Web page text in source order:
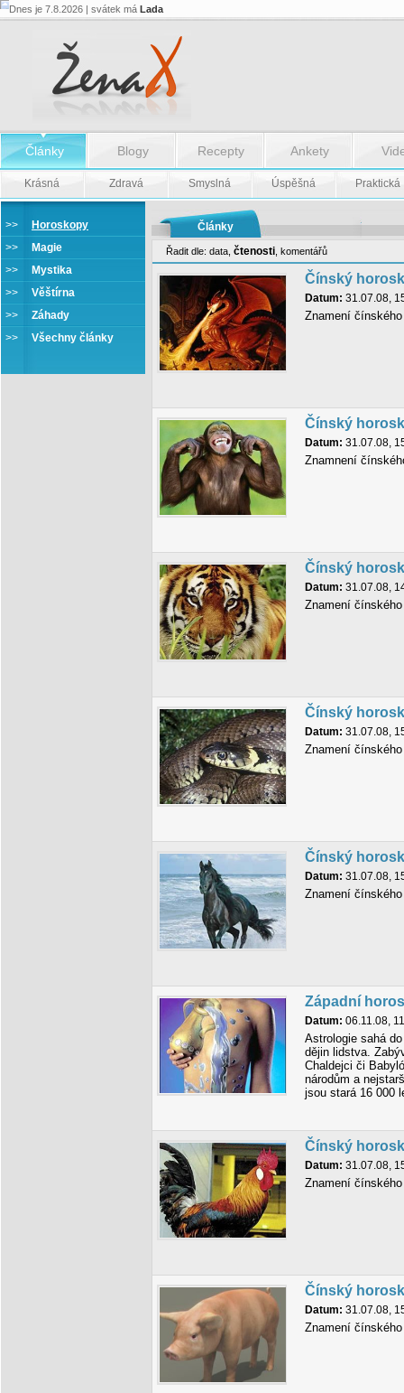
Dnes je 7.8.2026 | svátek má Lada
Články Blogy Recepty Ankety
Krásná Zdravá Smyslná Úspěšná Praktická
>>
Horoskopy
>>
Magie
>>
Mystika
>>
Věštírna
>>
Záhady
>> Všechny články
Články
Řadit dle: data čtenosti komentářů
Čínský
Datum: 31.07.08,
Znamení
Čínský
Datum: 31.07.08,
Znamnení
Čínský
Datum: 31.07.08,
Znamení
Čínský
Datum: 31.07.08,
Znamení
Čínský
Datum: 31.07.08,
Znamení
Západní
Datum: 06.11.08,
Astrologie sahá
dějin lidstva.
Chaldejci či
národům a
jsou stará 16 000
Čínský
Datum: 31.07.08,
Znamení
Čínský
Datum: 31.07.08,
Znamení